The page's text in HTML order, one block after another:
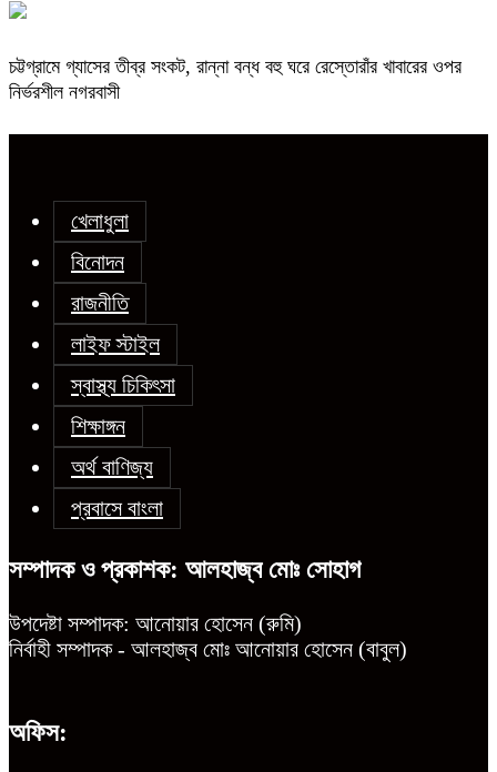
চট্টগ্রামে গ্যাসের তীব্র সংকট, রান্না বন্ধ বহু ঘরে রেস্তোরাঁর খাবারের ওপর
নির্ভরশীল নগরবাসী
খেলাধুলা
বিনোদন
রাজনীতি
লাইফ স্টাইল
স্বাস্থ্য চিকিৎসা
শিক্ষাঙ্গন
অর্থ বাণিজ্য
প্রবাসে বাংলা
সম্পাদক ও প্রকাশক: আলহাজ্ব মোঃ সোহাগ
উপদেষ্টা সম্পাদক: আনোয়ার হোসেন (রুমি)
নির্বাহী সম্পাদক - আলহাজ্ব মোঃ আনোয়ার হোসেন (বাবুল)
অফিস: